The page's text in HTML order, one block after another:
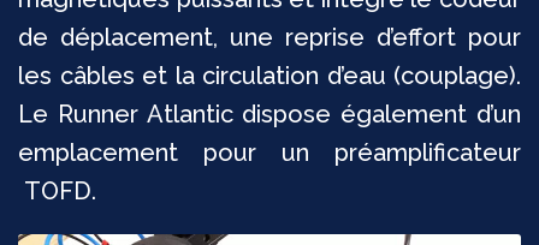
de déplacement, une reprise d’effort pour
les câbles et la circulation d’eau (couplage).
Le Runner Atlantic dispose également d’un
emplacement pour un préamplificateur
TOFD.